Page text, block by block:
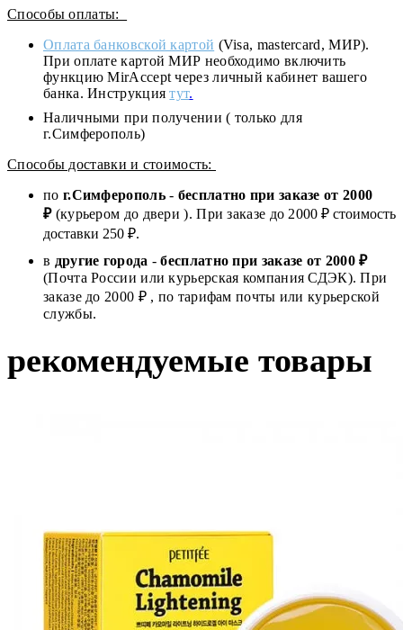
Способы оплаты:
Оплата банковской картой (Visa, mastercard, МИР).
При оплате картой МИР необходимо включить
функцию MirAccept через личный кабинет вашего
банка. Инструкциятут.
Наличными при получении ( только для
г.Симферополь)
Способы доставки и стоимость:
по г.Симферополь- бесплатно при заказе от 2000
₽(курьером до двери ). При заказе до 2000 ₽ стоимость
доставки 250 ₽.
в другие города -бесплатно при заказе от 2000 ₽
(Почта России или курьерская компания СДЭК). При
заказе до 2000 ₽ , по тарифам почты или курьерской
службы.
рекомендуемые товары